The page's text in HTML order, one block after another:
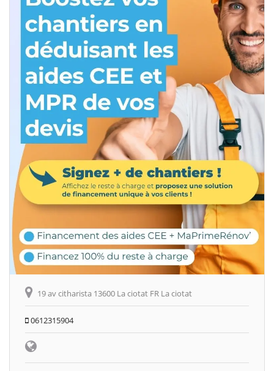
19 av citharista 13600 La ciotat FR La ciotat
0612315904